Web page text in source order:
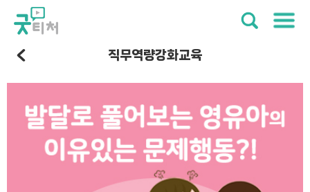
직무역량강화교육